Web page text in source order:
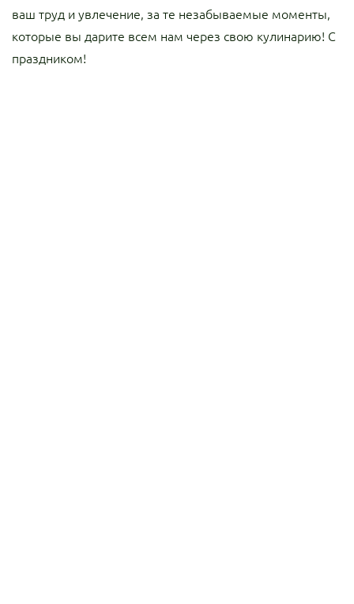
ваш труд и увлечение, за те незабываемые моменты,
которые вы дарите всем нам через свою кулинарию! С
праздником!